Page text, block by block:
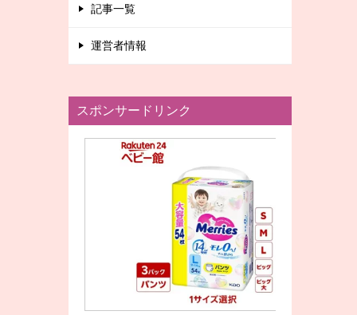
記事一覧
運営者情報
スポンサードリンク